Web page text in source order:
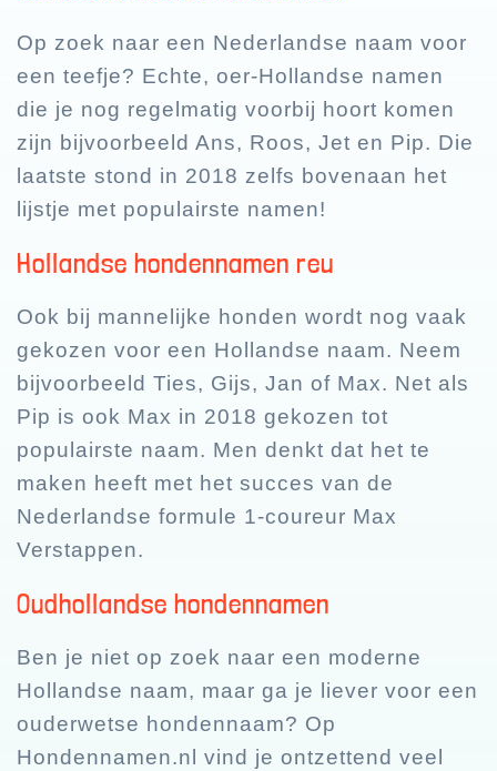
Op zoek naar een Nederlandse naam voor
een teefje? Echte, oer-Hollandse namen
die je nog regelmatig voorbij hoort komen
zijn bijvoorbeeld Ans, Roos, Jet en Pip. Die
laatste stond in 2018 zelfs bovenaan het
lijstje met populairste namen!
Hollandse hondennamen reu
Ook bij mannelijke honden wordt nog vaak
gekozen voor een Hollandse naam. Neem
bijvoorbeeld Ties, Gijs, Jan of Max. Net als
Pip is ook Max in 2018 gekozen tot
populairste naam. Men denkt dat het te
maken heeft met het succes van de
Nederlandse formule 1-coureur Max
Verstappen.
Oudhollandse hondennamen
Ben je niet op zoek naar een moderne
Hollandse naam, maar ga je liever voor een
ouderwetse hondennaam? Op
Hondennamen.nl vind je ontzettend veel